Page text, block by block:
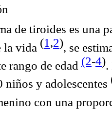
de tiroides es una
la vida (1,2), se
rango de edad (2-4).
niños y adolescentes
con una